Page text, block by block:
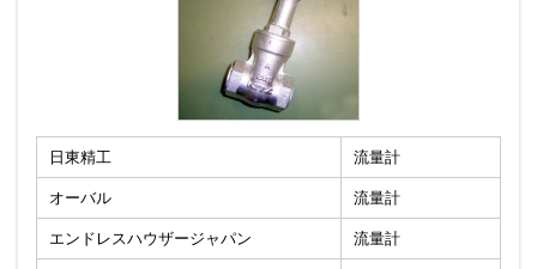
日東精工 流量計
オーバル 流量計
エンドレスハウザージャパン 流量計